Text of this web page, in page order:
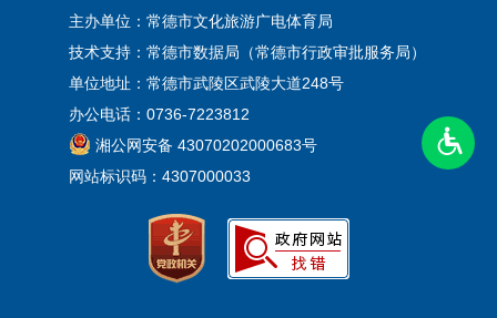
主办单位：常德市文化旅游广电体育局
技术支持：常德市数据局（常德市行政审批服务局）
单位地址：常德市武陵区武陵大道248号
办公电话：0736-7223812
湘公网安备 43070202000683号
网站标识码：4307000033